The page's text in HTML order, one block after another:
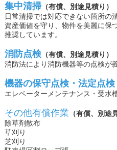
集中清掃（有償、別途見積り）
日常清掃では対応できない箇所の
資産価値を守り、物件を美麗に保
推奨しています。
消防点検（有償、別途見積り）
消防法により消防機器等の点検が
機器の保守点検・法定点検
エレベーターメンテナンス・受水
その他有償作業 （有償、別途
除草剤散布
草刈り
芝刈り